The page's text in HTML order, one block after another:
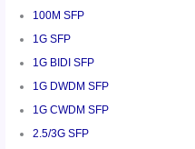
100M SFP
1G SFP
1G BIDI SFP
1G DWDM SFP
1G CWDM SFP
2.5/3G SFP